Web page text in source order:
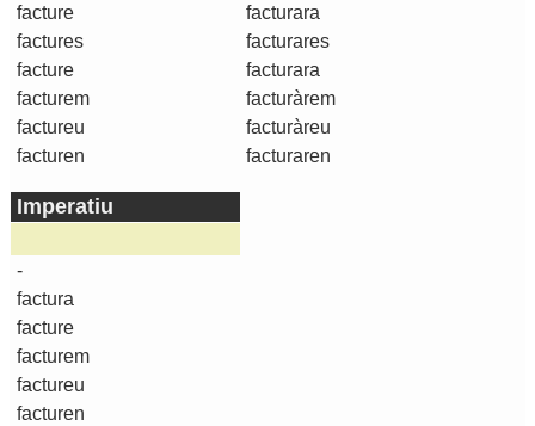
facture
factures
facture
facturem
factureu
facturen
facturara
facturares
facturara
facturàrem
facturàreu
facturaren
Imperatiu
-
factura
facture
facturem
factureu
facturen